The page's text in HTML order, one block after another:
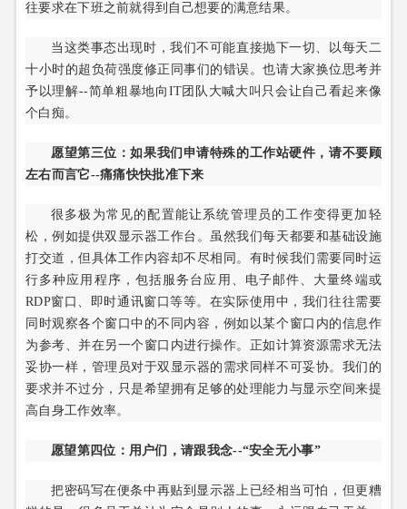
往要求在下班之前就得到自己想要的满意结果。
当这类事态出现时，我们不可能直接抛下一切、以每天二
十小时的超负荷强度修正同事们的错误。也请大家换位思考并
予以理解--简单粗暴地向IT团队大喊大叫只会让自己看起来像
个白痴。
愿望第三位：如果我们申请特殊的工作站硬件，请不要顾
左右而言它--痛痛快快批准下来
很多极为常见的配置能让系统管理员的工作变得更加轻
松，例如提供双显示器工作台。虽然我们每天都要和基础设施
打交道，但具体工作内容却不尽相同。有时候我们需要同时运
行多种应用程序，包括服务台应用、电子邮件、大量终端或
RDP窗口、即时通讯窗口等等。在实际使用中，我们往往需要
同时观察各个窗口中的不同内容，例如以某个窗口内的信息作
为参考、并在另一个窗口内进行操作。正如计算资源需求无法
妥协一样，管理员对于双显示器的需求同样不可妥协。我们的
要求并不过分，只是希望拥有足够的处理能力与显示空间来提
高自身工作效率。
愿望第四位：用户们，请跟我念--“安全无小事”
把密码写在便条中再贴到显示器上已经相当可怕，但更糟